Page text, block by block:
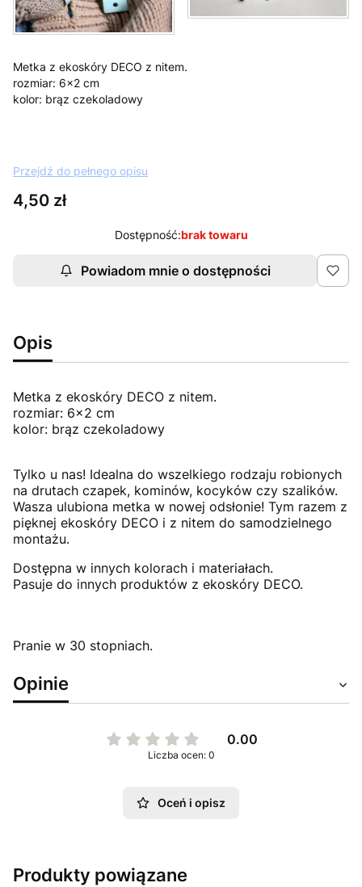
Metka z ekoskóry DECO z nitem.
rozmiar: 6x2 cm
kolor: brąz czekoladowy
Przejdź do pełnego opisu
Cena
4,50 zł
Dostępność:brak towaru
Powiadom mnie o dostępności
Opis
Metka z ekoskóry DECO z nitem.
rozmiar: 6x2 cm
kolor: brąz czekoladowy
Tylko u nas! Idealna do wszelkiego rodzaju robionych
na drutach czapek, kominów, kocyków czy szalików.
Wasza ulubiona metka w nowej odsłonie! Tym razem z
pięknej ekoskóry DECO i z nitem do samodzielnego
montażu.
Dostępna w innych kolorach i materiałach.
Pasuje do innych produktów z ekoskóry DECO.
Pranie w 30 stopniach.
Opinie
0.00
Liczba ocen: 0
Oceń i opisz
Produkty powiązane